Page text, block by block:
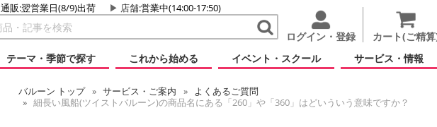
通販:翌営業日(8/9)出荷 店舗:営業中(14:00-17:50)
ログイン・登録 カート(ご精
テーマ・季節で探す
これから始める イベント・スクール サービス・情報
バルーン トップ サービス・ご案内
よくあるご質問
細長い風船(ツイストバルーン)の商品名にある「260」や「360」はどいういう意味ですか？